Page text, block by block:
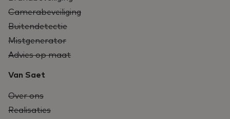
Camerabeveiliging
Buitendetectie
Mistgenerator
Advies op maat
Van Saet
Over ons
Realisaties